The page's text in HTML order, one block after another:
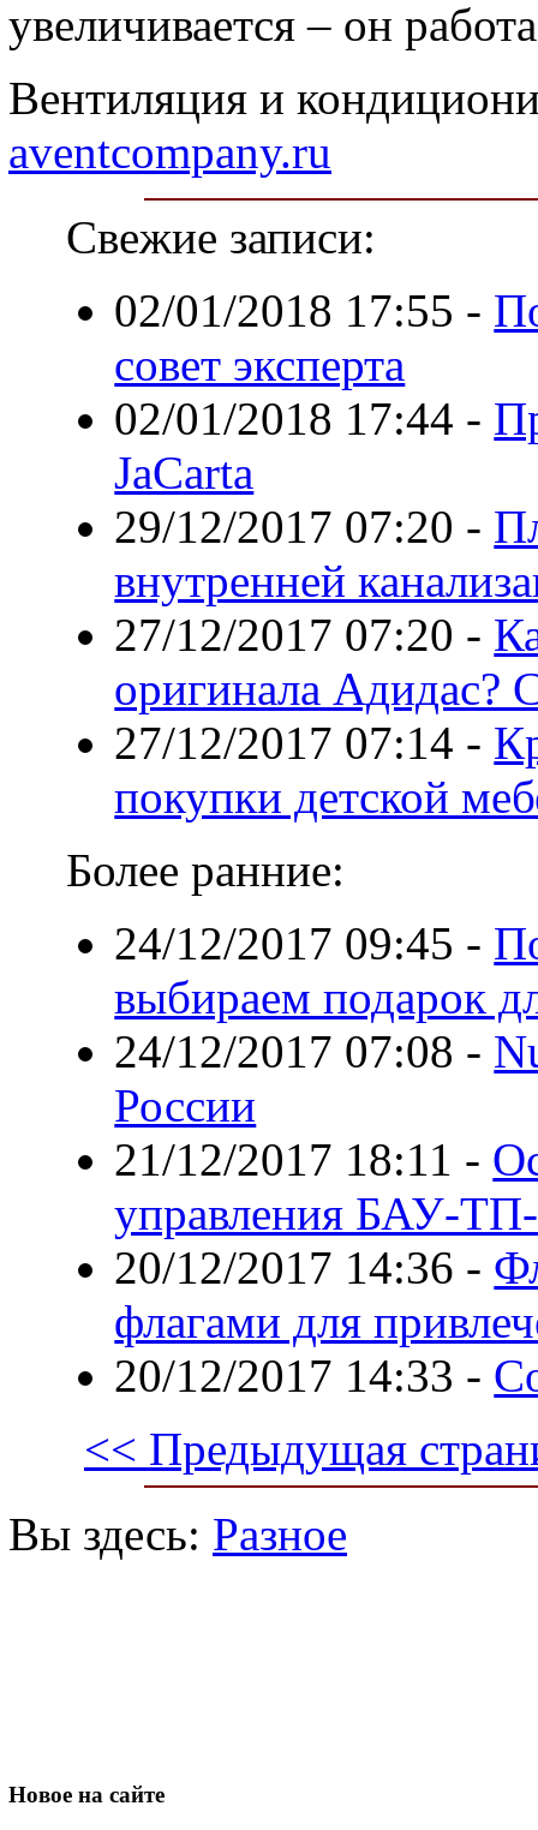
увеличивается – он
Вентиляция и
aventcompany.ru
Свежие записи:
02/01/2018 17:55 -
совет эксперта
02/01/2018 17:44 -
JaCarta
29/12/2017 07:20 -
внутренней
27/12/2017 07:20 -
оригинала Адидас?
27/12/2017 07:14 -
покупки детской
Более ранние:
24/12/2017 09:45 -
выбираем подарок
24/12/2017 07:08 -
России
21/12/2017 18:11 -
управления БАУ-
20/12/2017 14:36 -
флагами для
20/12/2017 14:33 -
<< Предыдущая
Вы здесь: Разное
Новое на сайте